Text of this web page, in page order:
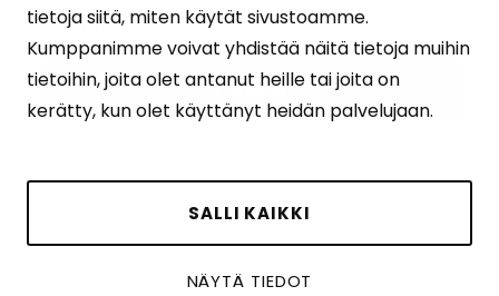
tietoja siitä, miten käytät sivustoamme.
Kumppanimme voivat yhdistää näitä tietoja muihin
tietoihin, joita olet antanut heille tai joita on
kerätty, kun olet käyttänyt heidän palvelujaan.
SALLI KAIKKI
NÄYTÄ TIEDOT
Suojattu Google reCAPTCHA:lla. Luetietosuojaseloste
jakäyttöehdot.
Muokkaa evästeasetuksia